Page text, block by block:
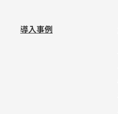
導入事例